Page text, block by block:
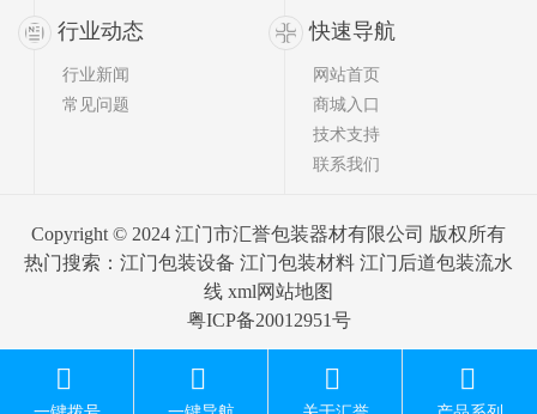
行业动态
行业新闻
常见问题
快速导航
网站首页
商城入口
技术支持
联系我们
Copyright © 2024 江门市汇誉包装器材有限公司 版权所有
热门搜索： 江门包装设备 江门包装材料 江门后道包装流水
线 xml网站地图
粤ICP备20012951号